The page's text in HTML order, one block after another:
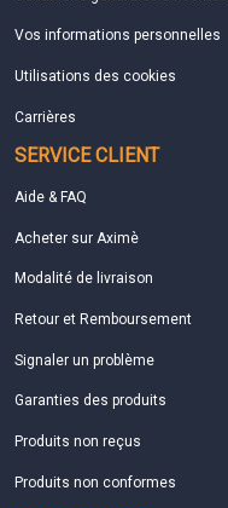
Vos informations personnelles
Utilisations des cookies
Carrières
SERVICE CLIENT
Aide & FAQ
Acheter sur Aximè
Modalité de livraison
Retour et Remboursement
Signaler un problème
Garanties des produits
Produits non reçus
Produits non conformes